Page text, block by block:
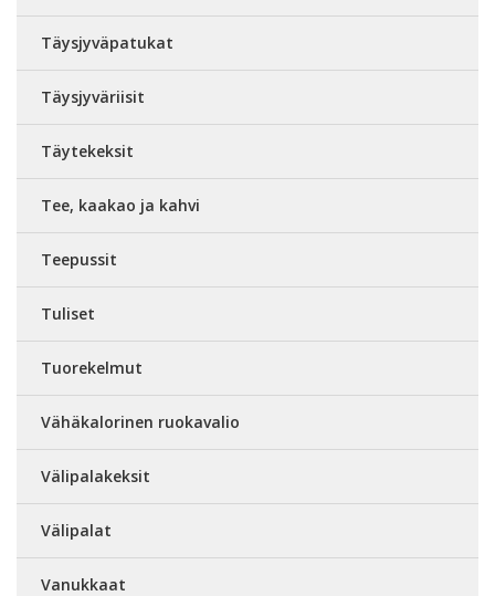
Täysjyväpatukat
Täysjyväriisit
Täytekeksit
Tee, kaakao ja kahvi
Teepussit
Tuliset
Tuorekelmut
Vähäkalorinen ruokavalio
Välipalakeksit
Välipalat
Vanukkaat